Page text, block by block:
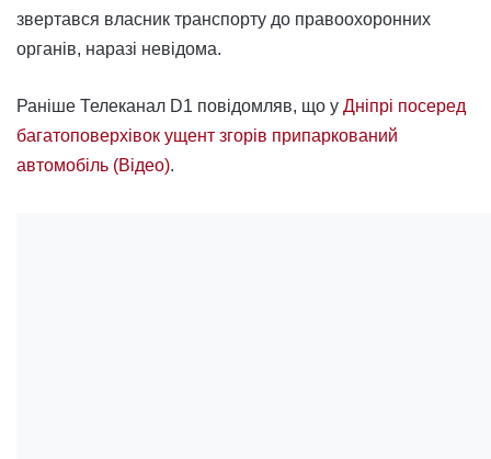
звертався власник транспорту до правоохоронних
органів, наразі невідома.
Раніше Телеканал D1 повідомляв, що у Дніпрі посеред
багатоповерхівок ущент згорів припаркований
автомобіль (Відео).